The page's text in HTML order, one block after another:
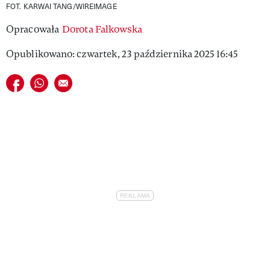
FOT. KARWAI TANG/WIREIMAGE
Opracowała Dorota Falkowska
Opublikowano: czwartek, 23 października 2025 16:45
Udostępnij na facebook
Udostępnij na whatsapp
E-mail do przyjaciela